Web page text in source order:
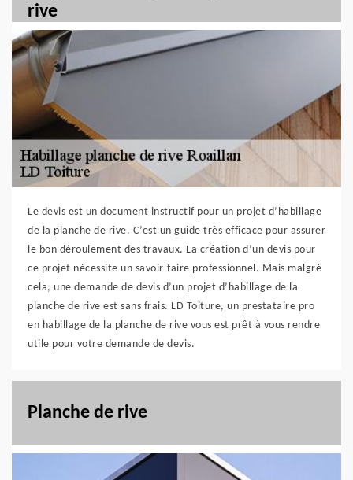
rive
Le devis est un document instructif pour un projet d’habillage
de la planche de rive. C’est un guide très efficace pour assurer
le bon déroulement des travaux. La création d’un devis pour
ce projet nécessite un savoir-faire professionnel. Mais malgré
cela, une demande de devis d’un projet d’habillage de la
planche de rive est sans frais. LD Toiture, un prestataire pro
en habillage de la planche de rive vous est prêt à vous rendre
utile pour votre demande de devis.
Planche de rive